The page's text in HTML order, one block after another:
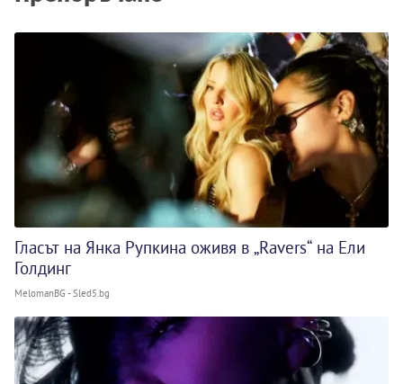
Гласът на Янка Рупкина оживя в „Ravers“ на Ели
Голдинг
MelomanBG - Sled5.bg